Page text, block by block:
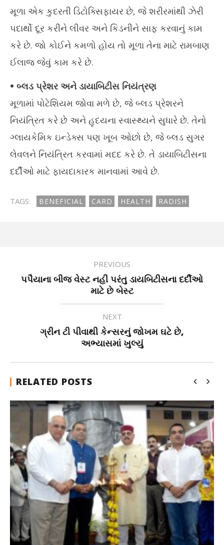
મૂળા એક કુદરતી ડિટોક્સિફાયર છે, જે શરીરમાંથી ઝેરી
પદાર્થો દૂર કરીને લીવર અને કિડનીને સાફ કરવાનું કામ
કરે છે. જો કોઈને કમળો હોય તો મૂળા તેના માટે રામબાણ
ઈલાજ જેવું કામ કરે છે.
• બ્લડ પ્રેશર અને ડાયાબિટીસ નિયંત્રણ
મૂળામાં પોટેશિયમ જોવા મળે છે, જે બ્લડ પ્રેશરને
નિયંત્રિત કરે છે અને હૃદયના સ્વાસ્થ્યને સુધારે છે. તેનો
ગ્લાયકેમિક ઇન્ડેક્સ પણ ખૂબ ઓછો છે, જે બ્લડ સુગર
લેવલને નિયંત્રિત કરવામાં મદદ કરે છે. તે ડાયાબિટીસના
દર્દીઓ માટે ફાયદાકારક માનવામાં આવે છે.
TAGS: BENEFICIAL CARD HEALTH RADISH
PREVIOUS
પપૈયાના બીજ વેસ્ટ નહીં પરંતુ ડાયબિટીસના દર્દીઓ
માટે છે બેસ્ટ
NEXT
ગ્રીન ટી પીવાથી કેન્સરનું જોખમ ઘટે છે,
અભ્યાસમાં ખુલ્યું
RELATED POSTS